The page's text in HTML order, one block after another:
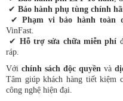
✔ Bảo hành phụ tùng chính
✔Phạm vi bảo hành toàn
VinFast.
✔ Hỗ trợ sửa chữa miễn phí
ráp.
Với chính sách độc quyền và
Tâm giúp khách hàng tiết kiệm
công nghệ hiện đại.